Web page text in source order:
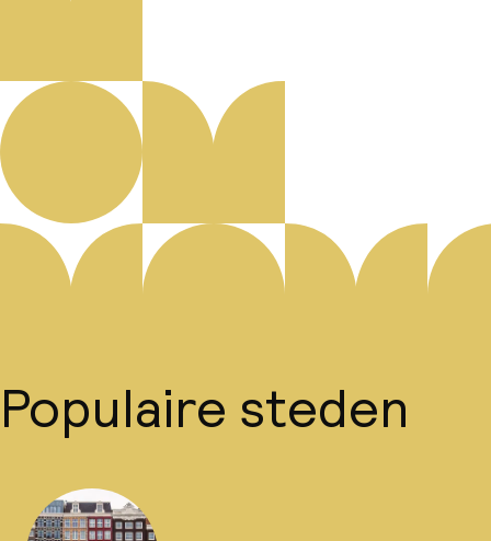
Populaire steden